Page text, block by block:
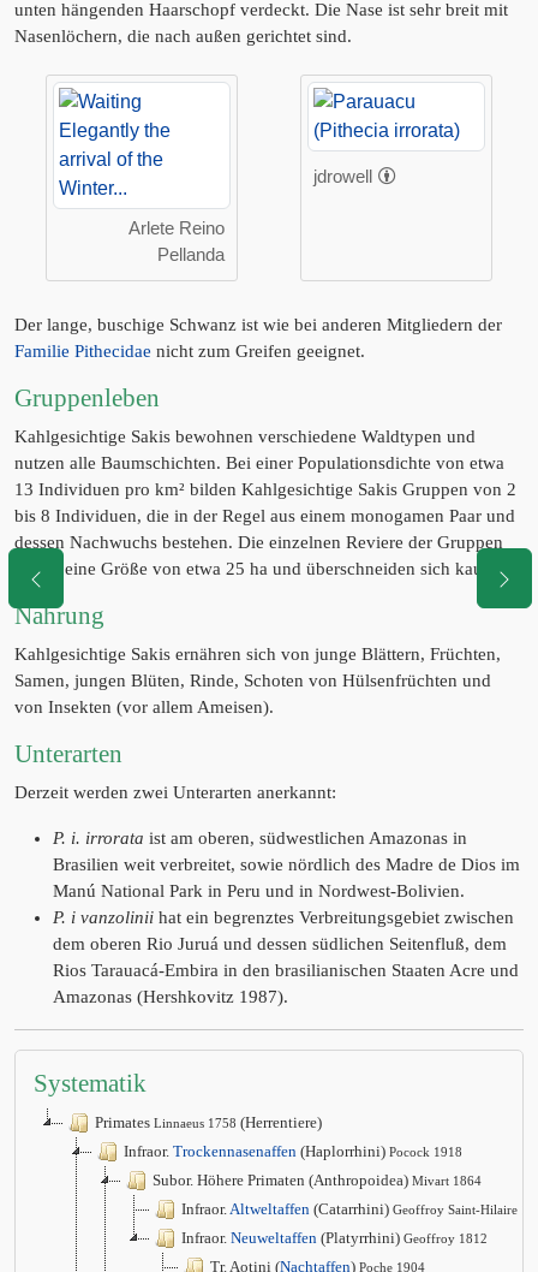
unten hängenden Haarschopf verdeckt. Die Nase ist sehr breit mit
Nasenlöchern, die nach außen gerichtet sind.
Arlete Reino
Pellanda
jdrowell
Der lange, buschige Schwanz ist wie bei anderen Mitgliedern der
Familie Pithecidae nicht zum Greifen geeignet.
Gruppenleben
Kahlgesichtige Sakis bewohnen verschiedene Waldtypen und
nutzen alle Baumschichten. Bei einer Populationsdichte von etwa
13 Individuen pro km² bilden Kahlgesichtige Sakis Gruppen von 2
bis 8 Individuen, die in der Regel aus einem monogamen Paar und
dessen Nachwuchs bestehen. Die einzelnen Reviere der Gruppen
haben eine Größe von etwa 25 ha und überschneiden sich kaum.
Nahrung
Kahlgesichtige Sakis ernähren sich von junge Blättern, Früchten,
Samen, jungen Blüten, Rinde, Schoten von Hülsenfrüchten und
von Insekten (vor allem Ameisen).
Unterarten
Derzeit werden zwei Unterarten anerkannt:
P. i. irrorata ist am oberen, südwestlichen Amazonas in
Brasilien weit verbreitet, sowie nördlich des Madre de Dios im
Manú National Park in Peru und in Nordwest-Bolivien.
P. i vanzolinii hat ein begrenztes Verbreitungsgebiet zwischen
dem oberen Rio Juruá und dessen südlichen Seitenfluß, dem
Rios Tarauacá-Embira in den brasilianischen Staaten Acre und
Amazonas (Hershkovitz 1987).
Systematik
Primates Linnaeus 1758 (Herrentiere)
Infraor. Trockennasenaffen (Haplorrhini) Pocock 1918
Subor. Höhere Primaten (Anthropoidea) Mivart 1864
Infraor.Altweltaffen (Catarrhini) Geoffroy Saint-Hilaire
Infraor. Neuweltaffen (Platyrrhini) Geoffroy 1812
Tr. Aotini (Nachtaffen) Poche 1904